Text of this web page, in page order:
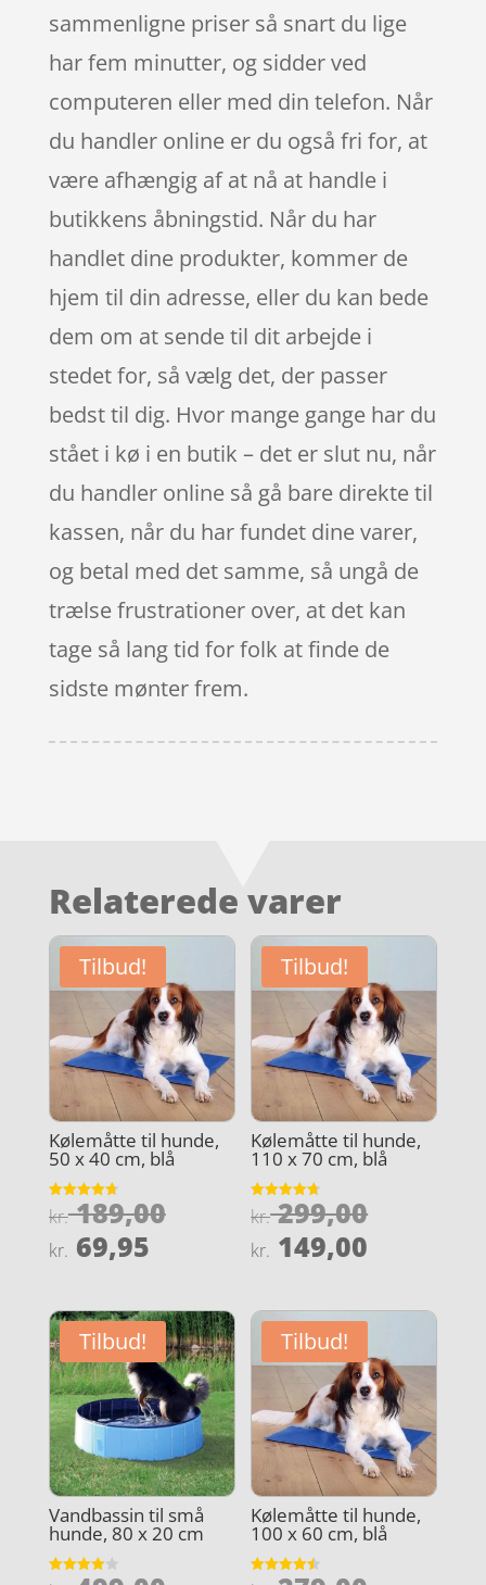
sammenligne priser så snart du lige
har fem minutter, og sidder ved
computeren eller med din telefon. Når
du handler online er du også fri for, at
være afhængig af at nå at handle i
butikkens åbningstid. Når du har
handlet dine produkter, kommer de
hjem til din adresse, eller du kan bede
dem om at sende til dit arbejde i
stedet for, så vælg det, der passer
bedst til dig. Hvor mange gange har du
stået i kø i en butik – det er slut nu, når
du handler online så gå bare direkte til
kassen, når du har fundet dine varer,
og betal med det samme, så ungå de
trælse frustrationer over, at det kan
tage så lang tid for folk at finde de
sidste mønter frem.
Relaterede varer
Tilbud!
Kølemåtte til hunde,
50 x 40 cm, blå
Vurderet
4.7
kr.189,00Den
oprindelige
kr. 189,00.
kr. 69,95Den
pris
er:
kr. 69,95.
Tilbud!
Kølemåtte til hunde,
110 x 70 cm, blå
Vurderet
4.7
kr.299,00Den
kr.
kr. 149,00
pris
er:
kr.
Tilbud!
Vandbassin til små
hunde, 80 x 20 cm
Vurderet
Tilbud!
Kølemåtte til hunde,
100 x 60 cm, blå
Vurderet